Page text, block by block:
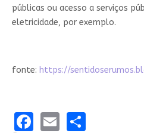
públicas ou acesso a serviços
eletricidade, por exemplo.
fonte: https://
Facebook
EmailShare